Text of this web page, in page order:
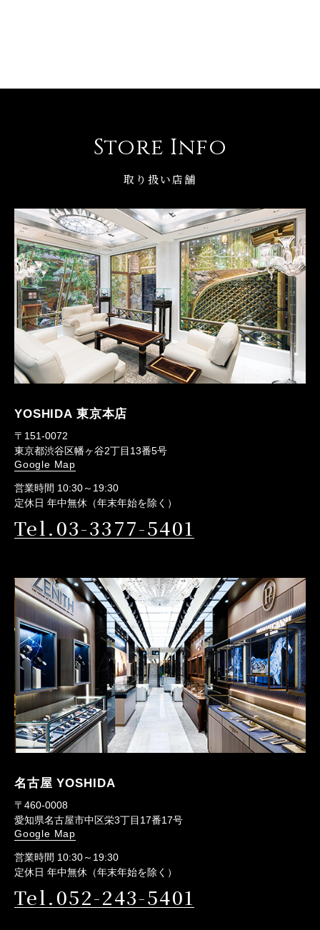
Store Info
取り扱い店舗
YOSHIDA 東京本店
〒151-0072
東京都渋谷区幡ヶ谷2丁目13番5号
Google Map
営業時間 10:30～19:30
定休日 年中無休（年末年始を除く）
Tel.03-3377-5401
名古屋 YOSHIDA
〒460-0008
愛知県名古屋市中区栄3丁目17番17号
Google Map
営業時間 10:30～19:30
定休日 年中無休（年末年始を除く）
Tel.052-243-5401